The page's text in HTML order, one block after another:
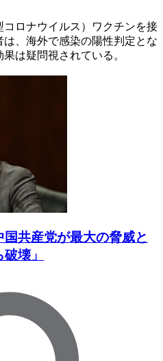
ロナウイルス）ワクチンを接
、海外で感染の陽性判定とな
は疑問視されている。
共産党が最大の脅威と
壊」